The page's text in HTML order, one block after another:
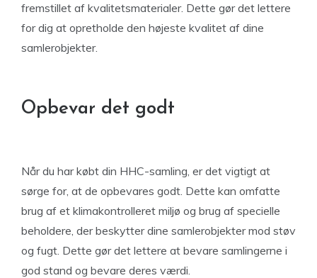
fremstillet af kvalitetsmaterialer. Dette gør det lettere
for dig at opretholde den højeste kvalitet af dine
samlerobjekter.
Opbevar det godt
Når du har købt din HHC-samling, er det vigtigt at
sørge for, at de opbevares godt. Dette kan omfatte
brug af et klimakontrolleret miljø og brug af specielle
beholdere, der beskytter dine samlerobjekter mod støv
og fugt. Dette gør det lettere at bevare samlingerne i
god stand og bevare deres værdi.